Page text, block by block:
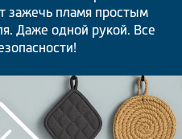
зажечь пламя простым
Даже одной рукой. Все